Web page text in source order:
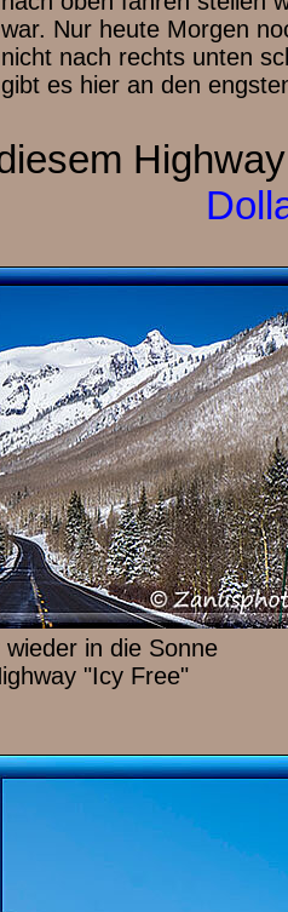
war. Nur heute Morgen
nicht nach rechts unten
gibt es hier an den
in die Sonne
"Icy Free"